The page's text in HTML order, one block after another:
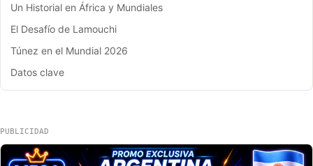
Un Historial en África y Mundiales
El Desafío de Lamouchi
Túnez en el Mundial 2026
Datos clave
PUBLICIDAD